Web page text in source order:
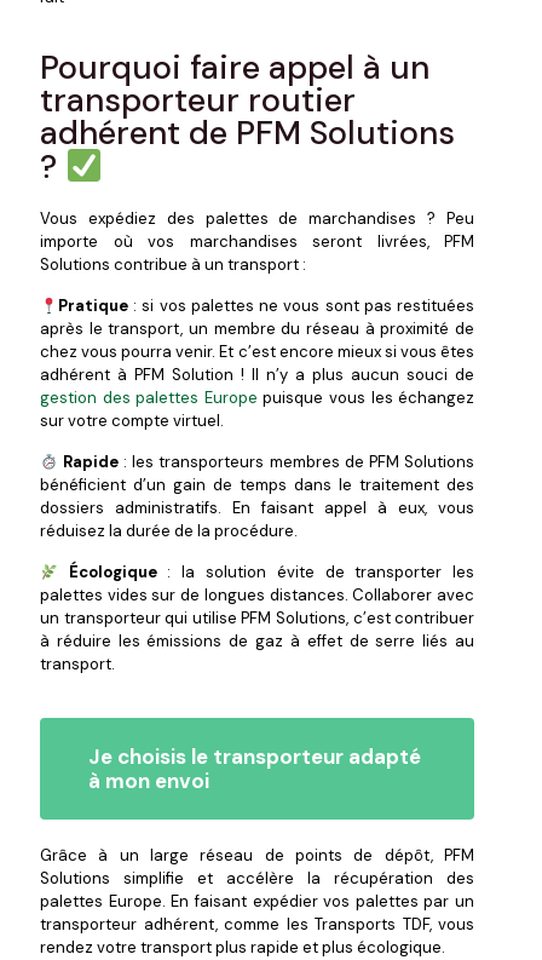
Pourquoi faire appel à un
transporteur routier
adhérent de PFM Solutions
?
Vous expédiez des palettes de marchandises ? Peu
importe où vos marchandises seront livrées, PFM
Solutions contribue à un transport :
Pratique: si vos palettes ne vous sont pas restituées
après le transport, un membre du réseau à proximité de
chez vous pourra venir. Et c’est encore mieux si vous êtes
adhérent à PFM Solution ! Il n’y a plus aucun souci de
gestion des palettes Europe puisque vous les échangez
sur votre compte virtuel.
Rapide: les transporteurs membres de PFM Solutions
bénéficient d’un gain de temps dans le traitement des
dossiers administratifs. En faisant appel à eux, vous
réduisez la durée de la procédure.
Écologique: la solution évite de transporter les
palettes vides sur de longues distances. Collaborer avec
un transporteur qui utilise PFM Solutions, c’est contribuer
à réduire les émissions de gaz à effet de serre liés au
transport.
Je choisis le transporteur adapté
à mon envoi
Grâce à un large réseau de points de dépôt, PFM
Solutions simplifie et accélère la récupération des
palettes Europe. En faisant expédier vos palettes par un
transporteur adhérent, comme les Transports TDF, vous
rendez votre transport plus rapide et plus écologique.